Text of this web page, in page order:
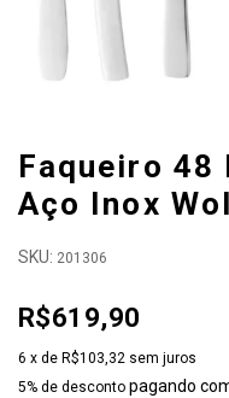
Faqueiro 48
Aço Inox
SKU: 201306
R$619,90
6 x de R$103,32 sem juros
5% de desconto pagando